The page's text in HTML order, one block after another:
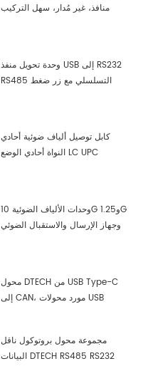
منافذ، غير مُدار، سهل التركيب
وحدة تحويل منفذ USB إلى RS232
RS485 التسلسلي مع زر ضغط
كابل توصيل ألياف ضوئية أحادي
النواة أحادي الوضع LC UPC
وحدات الألياف الضوئية 10G و1.25G
وجهاز الإرسال والاستقبال الضوئي
محول DTECH من USB Type-C
إلى CAN، مورد محولات USB
مجموعة محول بروتوكول ناقل
البيانات DTECH RS485 RS232